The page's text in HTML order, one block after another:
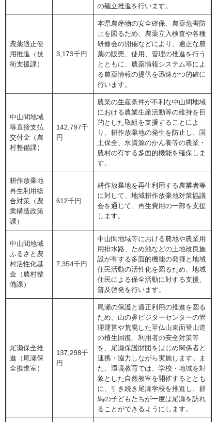
の確立推進を行います。
農薬適正使
用推進（技
術支援課）
3,173千円
本県農産物の安全確保、農薬危害防
止を図るため、農薬立入検査や各種
研修会の開催などにより、適正な農
薬の販売、使用、管理の推進を行う
とともに、農薬情報システム等によ
る農薬情報の提供を迅速かつ的確に
行います。
中山間地域
等直接支払
交付金（農
村整備課）
142,797千
円
農業の生産条件が不利な中山間地域
における農業生産活動等の維持を目
的とした取組を支援することによ
り、耕作放棄地の発生を防止し、国
土保全、水資源のかん養等の農業・
農村の有する多面的機能を確保しま
す。
耕作放棄地
再生利用総
合対策（農
業構造政策
課）
612千円
耕作放棄地を再生利用する農業者等
に対して、地域耕作放棄地対策協議
会を通じて、再生費用の一部を支援
します。
中山間地域
ふるさと農
村活性化基
金（農村整
備課）
7,354千円
中山間地域等における農地や農業用
用排水路、ため池などの土地改良施
設が有する多面的機能の発揮と地域
住民活動の活性化を図るため、地域
住民による保全活動に対する支援、
普及啓発を行います。
尾瀬保全推
進（尾瀬保
全推進室）
137,298千
円
尾瀬の保護と適正利用の推進を図る
ため、山の鼻ビジターセンターの管
理運営や荒廃した至仏山東面登山道
の植生回復、利用者の安全対策等
を、尾瀬保護財団をはじめ関係者と
連携・協力しながら実施します。ま
た、環境教育では、学校・地域を対
象とした自然教室を開催するととも
に、引き続き尾瀬学校を推進し、群
馬の子どもたちが一度は尾瀬を訪れ
ることができるようにします。